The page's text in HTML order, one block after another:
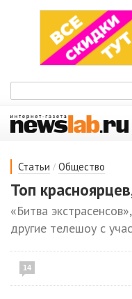
Статьи / Общество
Топ
«Битва
другие телешоу с
14